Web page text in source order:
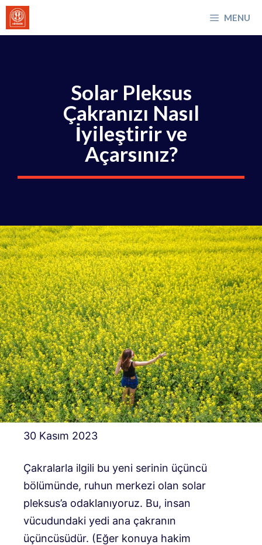
İçeriğe
atla
MENU
Solar Pleksus
Çakranızı Nasıl
İyileştirir ve
Açarsınız?
30 Kasım 2023
Çakralarla ilgili bu yeni serinin üçüncü
bölümünde, ruhun merkezi olan solar
pleksus’a odaklanıyoruz. Bu, insan
vücudundaki yedi ana çakranın
üçüncüsüdür. (Eğer konuya hakim